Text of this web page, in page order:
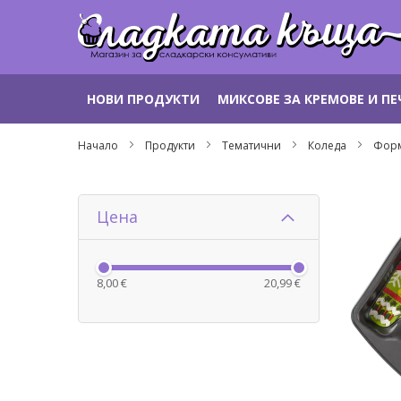
към
НОВИ ПРОДУКТИ МИКСОВЕ ЗА КРЕМОВЕ И
Начало Продукти Тематични Коледа
Цена
8,00 € 20,99 €